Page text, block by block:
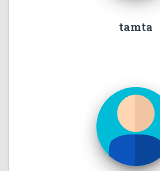
tamta